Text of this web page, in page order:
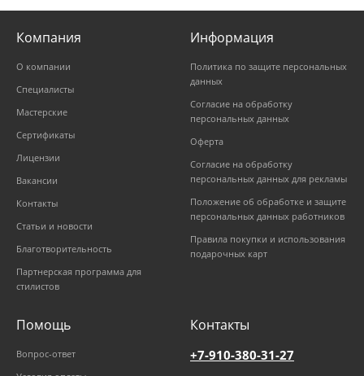
Компания
О компании
Специалисты
Мастерские
Сертификаты
Лицензии
Вакансии
Контакты
Статьи и новости
Благотворительность
Партнерская программа для
стилистов
Информация
Политика по защите персональных
данных
Согласие на обработку
персональных данных
Оферта
Согласие на обработку
персональных данных для рекламы
Положение об обработке и защите
персональных данных работников
Правила покупки и использования
подарочных карт
Помощь
Вопрос-ответ
Контакты
+7-910-380-31-27